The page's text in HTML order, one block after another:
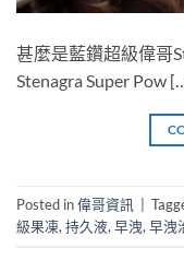
甚麼是藍鑽超級偉哥
Stenagra Super Pow
Posted in偉哥資訊
級果凍,持久液,早洩,早洩